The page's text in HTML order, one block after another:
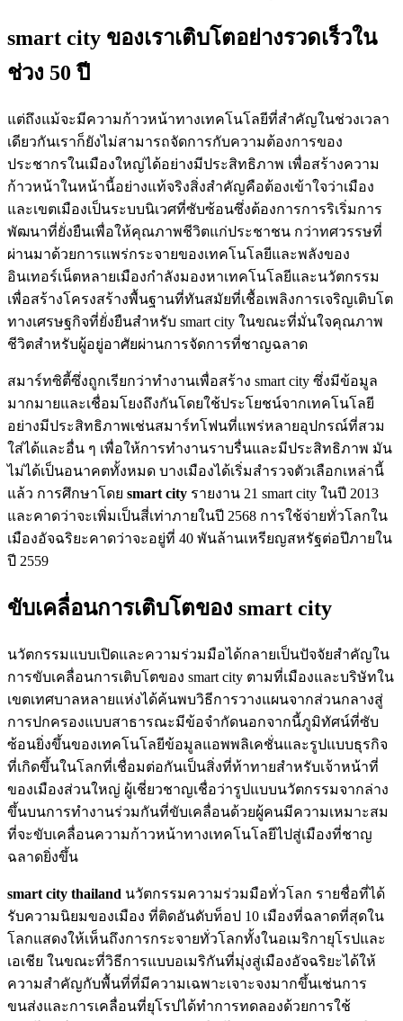
smart city ของเราเติบโตอย่างรวดเร็วใน
ช่วง 50 ปี
แต่ถึงแม้จะมีความก้าวหน้าทางเทคโนโลยีที่สำคัญในช่วงเวลา
เดียวกันเราก็ยังไม่สามารถจัดการกับความต้องการของ
ประชากรในเมืองใหญ่ได้อย่างมีประสิทธิภาพ เพื่อสร้างความ
ก้าวหน้าในหน้านี้อย่างแท้จริงสิ่งสำคัญคือต้องเข้าใจว่าเมือง
และเขตเมืองเป็นระบบนิเวศที่ซับซ้อนซึ่งต้องการการริเริ่มการ
พัฒนาที่ยั่งยืนเพื่อให้คุณภาพชีวิตแก่ประชาชน กว่าทศวรรษที่
ผ่านมาด้วยการแพร่กระจายของเทคโนโลยีและพลังของ
อินเทอร์เน็ตหลายเมืองกำลังมองหาเทคโนโลยีและนวัตกรรม
เพื่อสร้างโครงสร้างพื้นฐานที่ทันสมัยที่เชื้อเพลิงการเจริญเติบโต
ทางเศรษฐกิจที่ยั่งยืนสำหรับ smart city ในขณะที่มั่นใจคุณภาพ
ชีวิตสำหรับผู้อยู่อาศัยผ่านการจัดการที่ชาญฉลาด
สมาร์ทซิตี้ซึ่งถูกเรียกว่าทำงานเพื่อสร้าง smart city ซึ่งมีข้อมูล
มากมายและเชื่อมโยงถึงกันโดยใช้ประโยชน์จากเทคโนโลยี
อย่างมีประสิทธิภาพเช่นสมาร์ทโฟนที่แพร่หลายอุปกรณ์ที่สวม
ใส่ได้และอื่น ๆ เพื่อให้การทำงานราบรื่นและมีประสิทธิภาพ มัน
ไม่ได้เป็นอนาคตทั้งหมด บางเมืองได้เริ่มสำรวจตัวเลือกเหล่านี้
แล้ว การศึกษาโดย smart city รายงาน 21 smart city ในปี 2013
และคาดว่าจะเพิ่มเป็นสี่เท่าภายในปี 2568 การใช้จ่ายทั่วโลกใน
เมืองอัจฉริยะคาดว่าจะอยู่ที่ 40 พันล้านเหรียญสหรัฐต่อปีภายใน
ปี 2559
ขับเคลื่อนการเติบโตของ smart city
นวัตกรรมแบบเปิดและความร่วมมือได้กลายเป็นปัจจัยสำคัญใน
การขับเคลื่อนการเติบโตของ smart city ตามที่เมืองและบริษัทใน
เขตเทศบาลหลายแห่งได้ค้นพบวิธีการวางแผนจากส่วนกลางสู่
การปกครองแบบสาธารณะมีข้อจำกัดนอกจากนี้ภูมิทัศน์ที่ซับ
ซ้อนยิ่งขึ้นของเทคโนโลยีข้อมูลแอพพลิเคชั่นและรูปแบบธุรกิจ
ที่เกิดขึ้นในโลกที่เชื่อมต่อกันเป็นสิ่งที่ท้าทายสำหรับเจ้าหน้าที่
ของเมืองส่วนใหญ่ ผู้เชี่ยวชาญเชื่อว่ารูปแบบนวัตกรรมจากล่าง
ขึ้นบนการทำงานร่วมกันที่ขับเคลื่อนด้วยผู้คนมีความเหมาะสม
ที่จะขับเคลื่อนความก้าวหน้าทางเทคโนโลยีไปสู่เมืองที่ชาญ
ฉลาดยิ่งขึ้น
smart city thailand นวัตกรรมความร่วมมือทั่วโลก รายชื่อที่ได้
รับความนิยมของเมือง ที่ติดอันดับท็อป 10 เมืองที่ฉลาดที่สุดใน
โลกแสดงให้เห็นถึงการกระจายทั่วโลกทั้งในอเมริกายุโรปและ
เอเชีย ในขณะที่วิธีการแบบอเมริกันที่มุ่งสู่เมืองอัจฉริยะได้ให้
ความสำคัญกับพื้นที่ที่มีความเฉพาะเจาะจงมากขึ้นเช่นการ
ขนส่งและการเคลื่อนที่ยุโรปได้ทำการทดลองด้วยการใช้